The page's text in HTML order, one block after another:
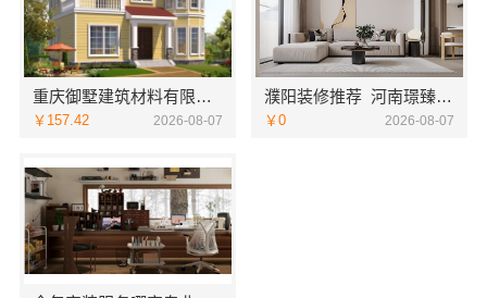
重庆御墅建筑材料有限公司：本地别墅建造优惠活动抗震防风
￥157.42 2026-08-07
濮阳装修推荐_河南璟臻环保建材有限公司本土深耕全流程一体化服务
￥0 2026-08-07